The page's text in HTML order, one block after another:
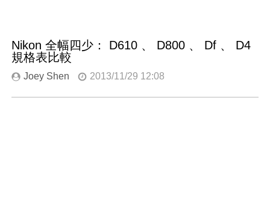
Nikon 全幅四少： D610 、 D800 、 Df 、 D4
規格表比較
Joey Shen 2013/11/29 12:08